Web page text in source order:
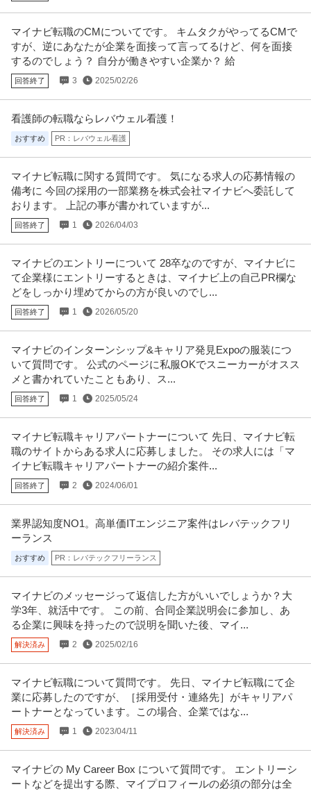
マイナビ転職のCMについてです。 キムタクがやってるCMで
すが、逆にあなたが企業を面接って言ってるけど、何を面接
するのでしょう？ 自分が働きやすい企業か？ 給
回答終了 3 2025/02/26
看護師の転職ならレバウェル看護！
おすすめ PR：レバウェル看護
マイナビ転職に関する質問です。 気になる求人の応募情報の
備考に 今回の採用の一部業務を株式会社マイナビへ委託して
おります。 上記の事が書かれていますが...
回答終了 1 2026/04/03
マイナビのエントリーについて 28卒なのですが、マイナビに
て企業様にエントリーするときは、マイナビ上の自己PR欄な
どをしっかり埋めてからの方が良いのでし...
回答終了 1 2026/05/20
マイナビのインターンシップ&キャリア発見Expoの服装につ
いて質問です。 公式のページに私服OKでスニーカーがオスス
メと書かれていたこともあり、ス...
回答終了 1 2025/05/24
マイナビ転職キャリアパートナーについて 先日、マイナビ転
職のサイトからある求人に応募しました。 その求人には「マ
イナビ転職キャリアパートナーの紹介案件...
回答終了 2 2024/06/01
業界認知度NO1。高単価ITエンジニア案件はレバテックフリ
ーランス
おすすめ PR：レバテックフリーランス
マイナビのメッセージって返信した方がいいでしょうか？大
学3年、就活中です。 この前、合同企業説明会に参加し、あ
る企業に興味を持ったので説明を聞いた後、マイ...
解決済み 2 2025/02/16
マイナビ転職について質問です。 先日、マイナビ転職にて企
業に応募したのですが、［採用受付・連絡先］がキャリアパ
ートナーとなっています。この場合、企業ではな...
解決済み 1 2023/04/11
マイナビの My Career Box について質問です。 エントリーシ
ートなどを提出する際、マイプロフィールの必須の部分は全